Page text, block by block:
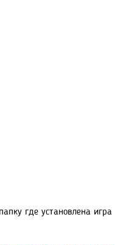
где установлена игра